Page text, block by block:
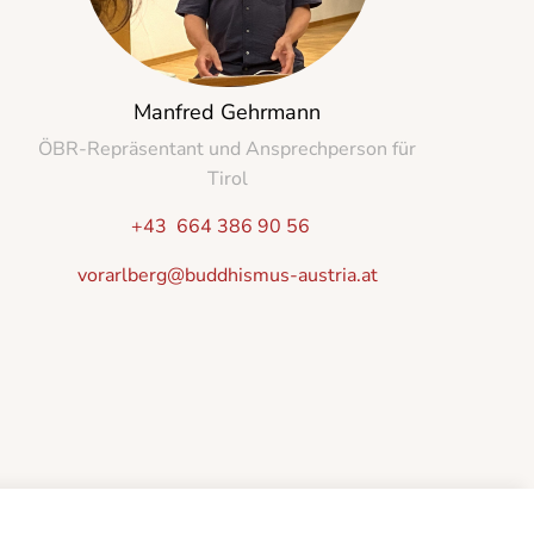
Manfred Gehrmann
ÖBR-Repräsentant und Ansprechperson für
Tirol
+43 664 386 90 56
vorarlberg@buddhismus-austria.at